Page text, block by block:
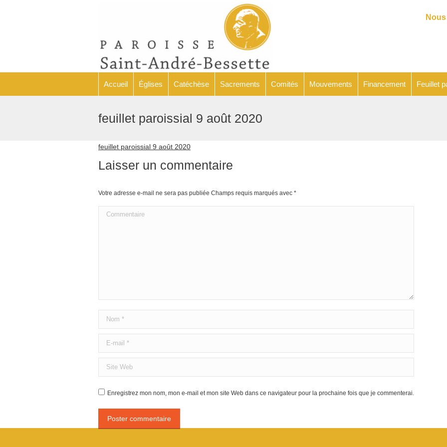
Accueil Églises Catéchèse Sacrements Comités Mouvements Financement Feuillet
feuillet paroissial 9 août 2020
feuillet paroissial 9 août 2020
Laisser un commentaire
Votre adresse e-mail ne sera pas publiée Champs requis marqués avec *
Commentaire
Nom *
E-mail *
Site Web
Enregistrez mon nom, mon e-mail et mon site Web dans ce navigateur pour la prochaine fois que je commenterai.
Poster commentaire
Catéchèse Sacrements